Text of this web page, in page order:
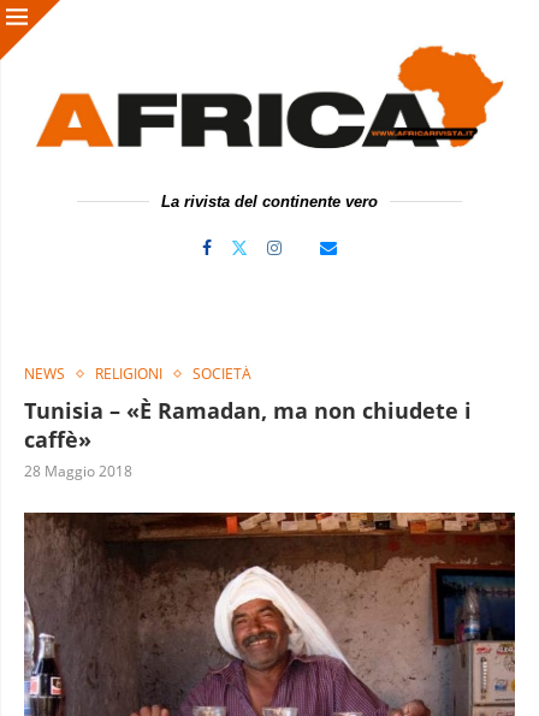
La rivista del continente vero
NEWS RELIGIONI SOCIETÀ
Tunisia – «È Ramadan, ma non chiudete i
caffè»
28 Maggio 2018